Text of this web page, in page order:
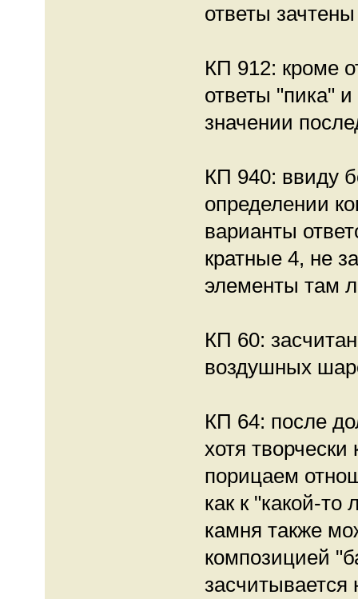
ответы
КП 912: кроме
ответы "пика"
значении
КП 940: ввиду
определении
варианты
кратные 4, не
элементы там
КП 60:
воздушных
КП 64: после
хотя
порицаем
как к "какой-то
камня также
композицией